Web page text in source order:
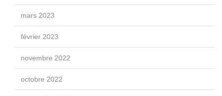
mars 2023
février 2023
novembre 2022
octobre 2022